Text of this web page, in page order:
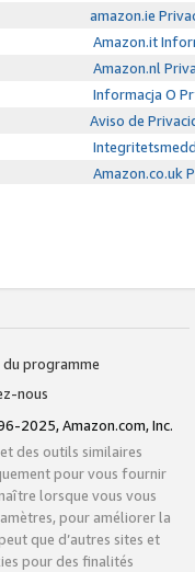
amazon.ie
Amazon.it
Amazon.nl
Informacja O
Aviso de
Amazon.co.uk
programme
nous
2025, Amazon.com, Inc.
des outils similaires
pour vous fournir
lorsque vous vous
pour améliorer la
que d’autres sites et
pour des finalités